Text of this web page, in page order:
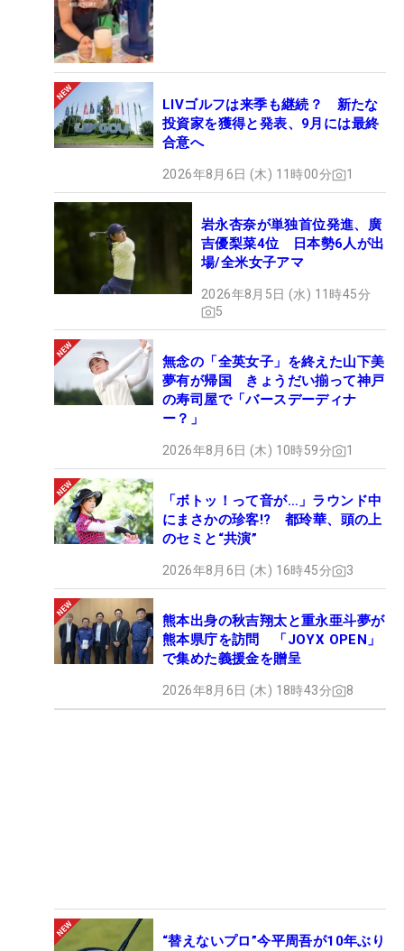
LIVゴルフは来季も継続？ 新たな
投資家を獲得と発表、9月には最終
合意へ
2026年8月6日 (木) 11時00分 1
岩永杏奈が単独首位発進、廣
吉優梨菜4位 日本勢6人が出
場/全米女子アマ
2026年8月5日 (水) 11時45分
5
無念の「全英女子」を終えた山下美
夢有が帰国 きょうだい揃って神戸
の寿司屋で「バースデーディナ
ー？」
2026年8月6日 (木) 10時59分 1
「ボトッ！って音が…」ラウンド中
にまさかの珍客!? 都玲華、頭の上
のセミと“共演”
2026年8月6日 (木) 16時45分 3
熊本出身の秋吉翔太と重永亜斗夢が
熊本県庁を訪問 「JOYX OPEN」
で集めた義援金を贈呈
2026年8月6日 (木) 18時43分 8
“替えないプロ”今平周吾が10年ぶり